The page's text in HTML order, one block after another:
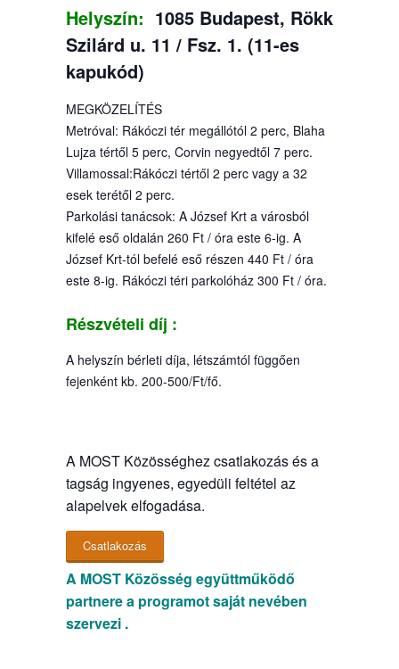
Helyszín: 1085 Budapest, Rökk
Szilárd u. 11 / Fsz. 1. (11-es
kapukód)
MEGKÖZELÍTÉS
Metróval: Rákóczi tér megállótól 2 perc, Blaha
Lujza tértől 5 perc, Corvin negyedtől 7 perc.
Villamossal:Rákóczi tértől 2 perc vagy a 32
esek terétől 2 perc.
Parkolási tanácsok: A József Krt a városból
kifelé eső oldalán 260 Ft / óra este 6-ig. A
József Krt-tól befelé eső részen 440 Ft / óra
este 8-ig. Rákóczi téri parkolóház 300 Ft / óra.
Részvételi díj :
A helyszín bérleti díja, létszámtól függően
fejenként kb. 200-500/Ft/fő.
A MOST Közösséghez csatlakozás és a
tagság ingyenes, egyedüli feltétel az
alapelvek elfogadása.
Csatlakozás
A MOST Közösség együttműködő
partnere a programot saját nevében
szervezi .